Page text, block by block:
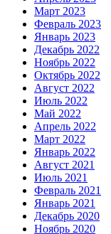
Март 2023
Февраль 2023
Январь 2023
Декабрь 2022
Ноябрь 2022
Октябрь 2022
Август 2022
Июль 2022
Май 2022
Апрель 2022
Март 2022
Январь 2022
Август 2021
Июль 2021
Февраль 2021
Январь 2021
Декабрь 2020
Ноябрь 2020